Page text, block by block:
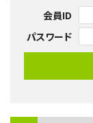
会員ID
パスワード